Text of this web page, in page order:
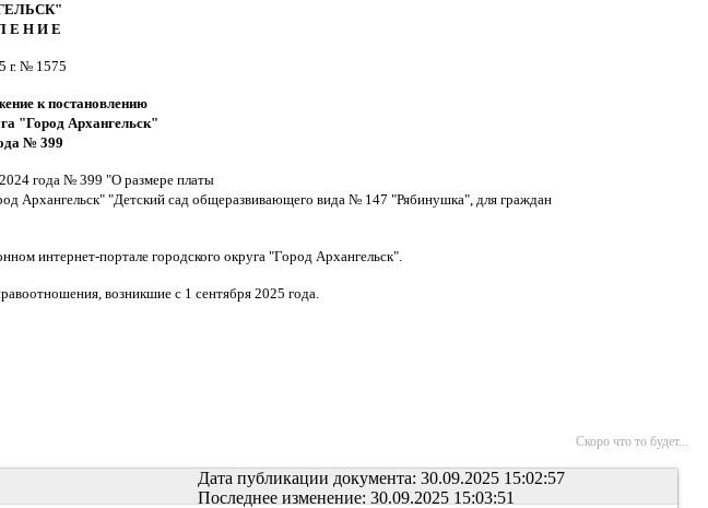
Е Н И Е
г. № 1575
к постановлению
"Город Архангельск"
№ 399
года № 399 "О размере платы
Архангельск" "Детский сад общеразвивающего вида № 147 "Рябинушка", для граждан
интернет-портале городского округа "Город Архангельск".
возникшие с 1 сентября 2025 года.
Скоро что то будет...
Дата публикации документа: 30.09.2025 15:02:57
Последнее изменение: 30.09.2025 15:03:51